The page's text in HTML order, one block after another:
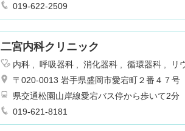
019-622-2509
二宮内科クリニック
内科 呼吸器科 消化器科 循環器科
リ
吸器内科
〒020-0013 岩手県盛岡市愛宕町２番４７号
県交通松園山岸線愛宕バス停から歩いて2分
019-621-8181